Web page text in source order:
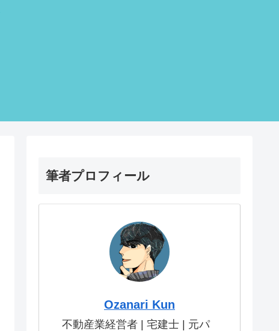
筆者プロフィール
Ozanari Kun
不動産業経営者 | 宅建士 | 元パ